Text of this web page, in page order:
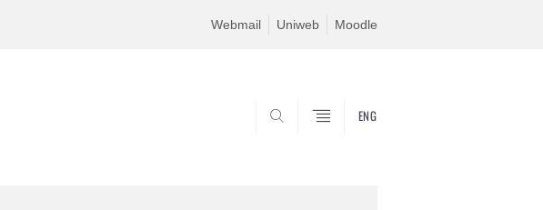
Webmail Uniweb Moodle
ENG